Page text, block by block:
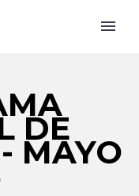
DE
MAYO